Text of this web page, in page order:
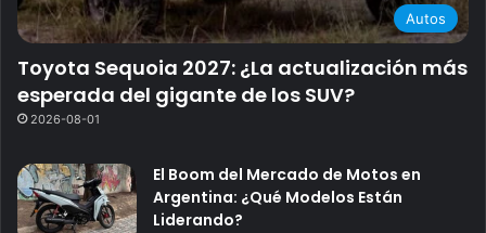
Autos
Toyota Sequoia 2027: ¿La actualización más
esperada del gigante de los SUV?
2026-08-01
El Boom del Mercado de Motos en
Argentina: ¿Qué Modelos Están
Liderando?